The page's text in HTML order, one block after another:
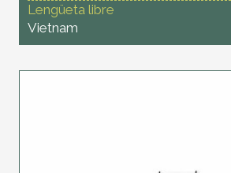
Lengüeta libre
Vietnam